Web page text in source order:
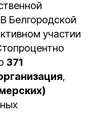
Белгородской
участии
371
,